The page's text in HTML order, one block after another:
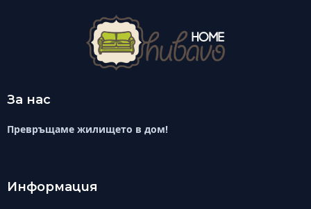
За нас
Превръщаме жилището в дом!
Информация